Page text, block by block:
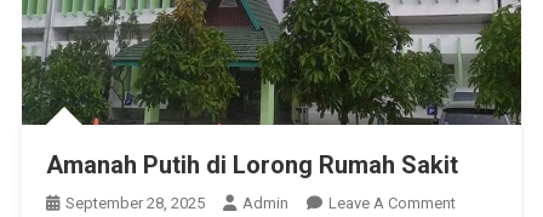
Amanah Putih di Lorong Rumah Sakit
September 28, 2025 Admin Leave A CommentOn